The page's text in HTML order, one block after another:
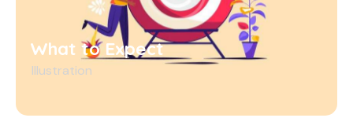
What to Expect
Illustration